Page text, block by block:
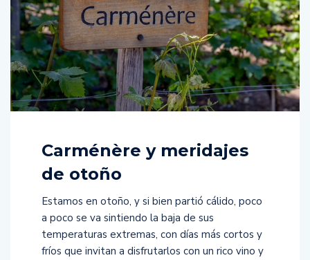
Carménère y meridajes
de otoño
Estamos en otoño, y si bien partió cálido, poco
a poco se va sintiendo la baja de sus
temperaturas extremas, con días más cortos y
fríos que invitan a disfrutarlos con un rico vino y